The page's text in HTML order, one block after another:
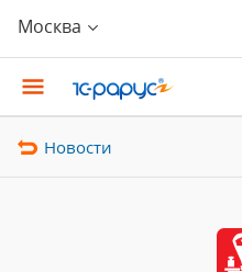
Москва
Новости